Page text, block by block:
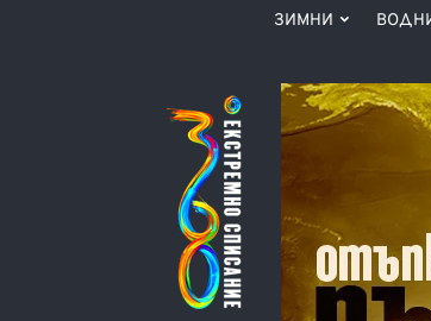
ЗИМНИ
Списание
360°